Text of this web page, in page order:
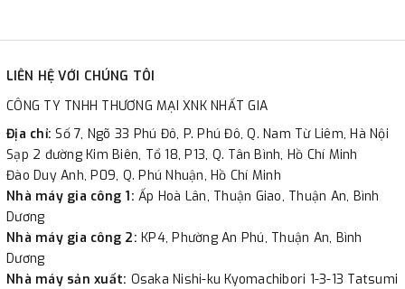
LIÊN HỆ VỚI CHÚNG TÔI
CÔNG TY TNHH THƯƠNG MẠI XNK NHẤT GIA
Địa chỉ:Số 7, Ngõ 33 Phú Đô, P. Phú Đô, Q. Nam Từ Liêm, Hà Nội
Sạp 2 đường Kim Biên, Tổ 18, P13, Q. Tân Bình, Hồ Chí Minh
Đào Duy Anh, P09, Q. Phú Nhuận, Hồ Chí Minh
Nhà máy gia công 1: Ấp Hoà Lân, Thuận Giao, Thuận An, Bình
Dương
Nhà máy gia công 2: KP4, Phường An Phú, Thuận An, Bình
Dương
Nhà máy sản xuất: Osaka Nishi-ku Kyomachibori 1-3-13 Tatsumi